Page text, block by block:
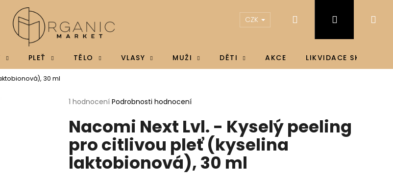
PLEŤ TĚLO VLASY MUŽI DĚTI AKCE LIKVIDACE SKLADU
CZK Přihlášení
30 ml
Průměrné
produktu
je
5
hvězdiček.
1 hodnocení Podrobnosti hodnocení
Nacomi Next Lvl. - Kyselý peeling
pro citlivou pleť (kyselina
laktobionová), 30 ml
najít?